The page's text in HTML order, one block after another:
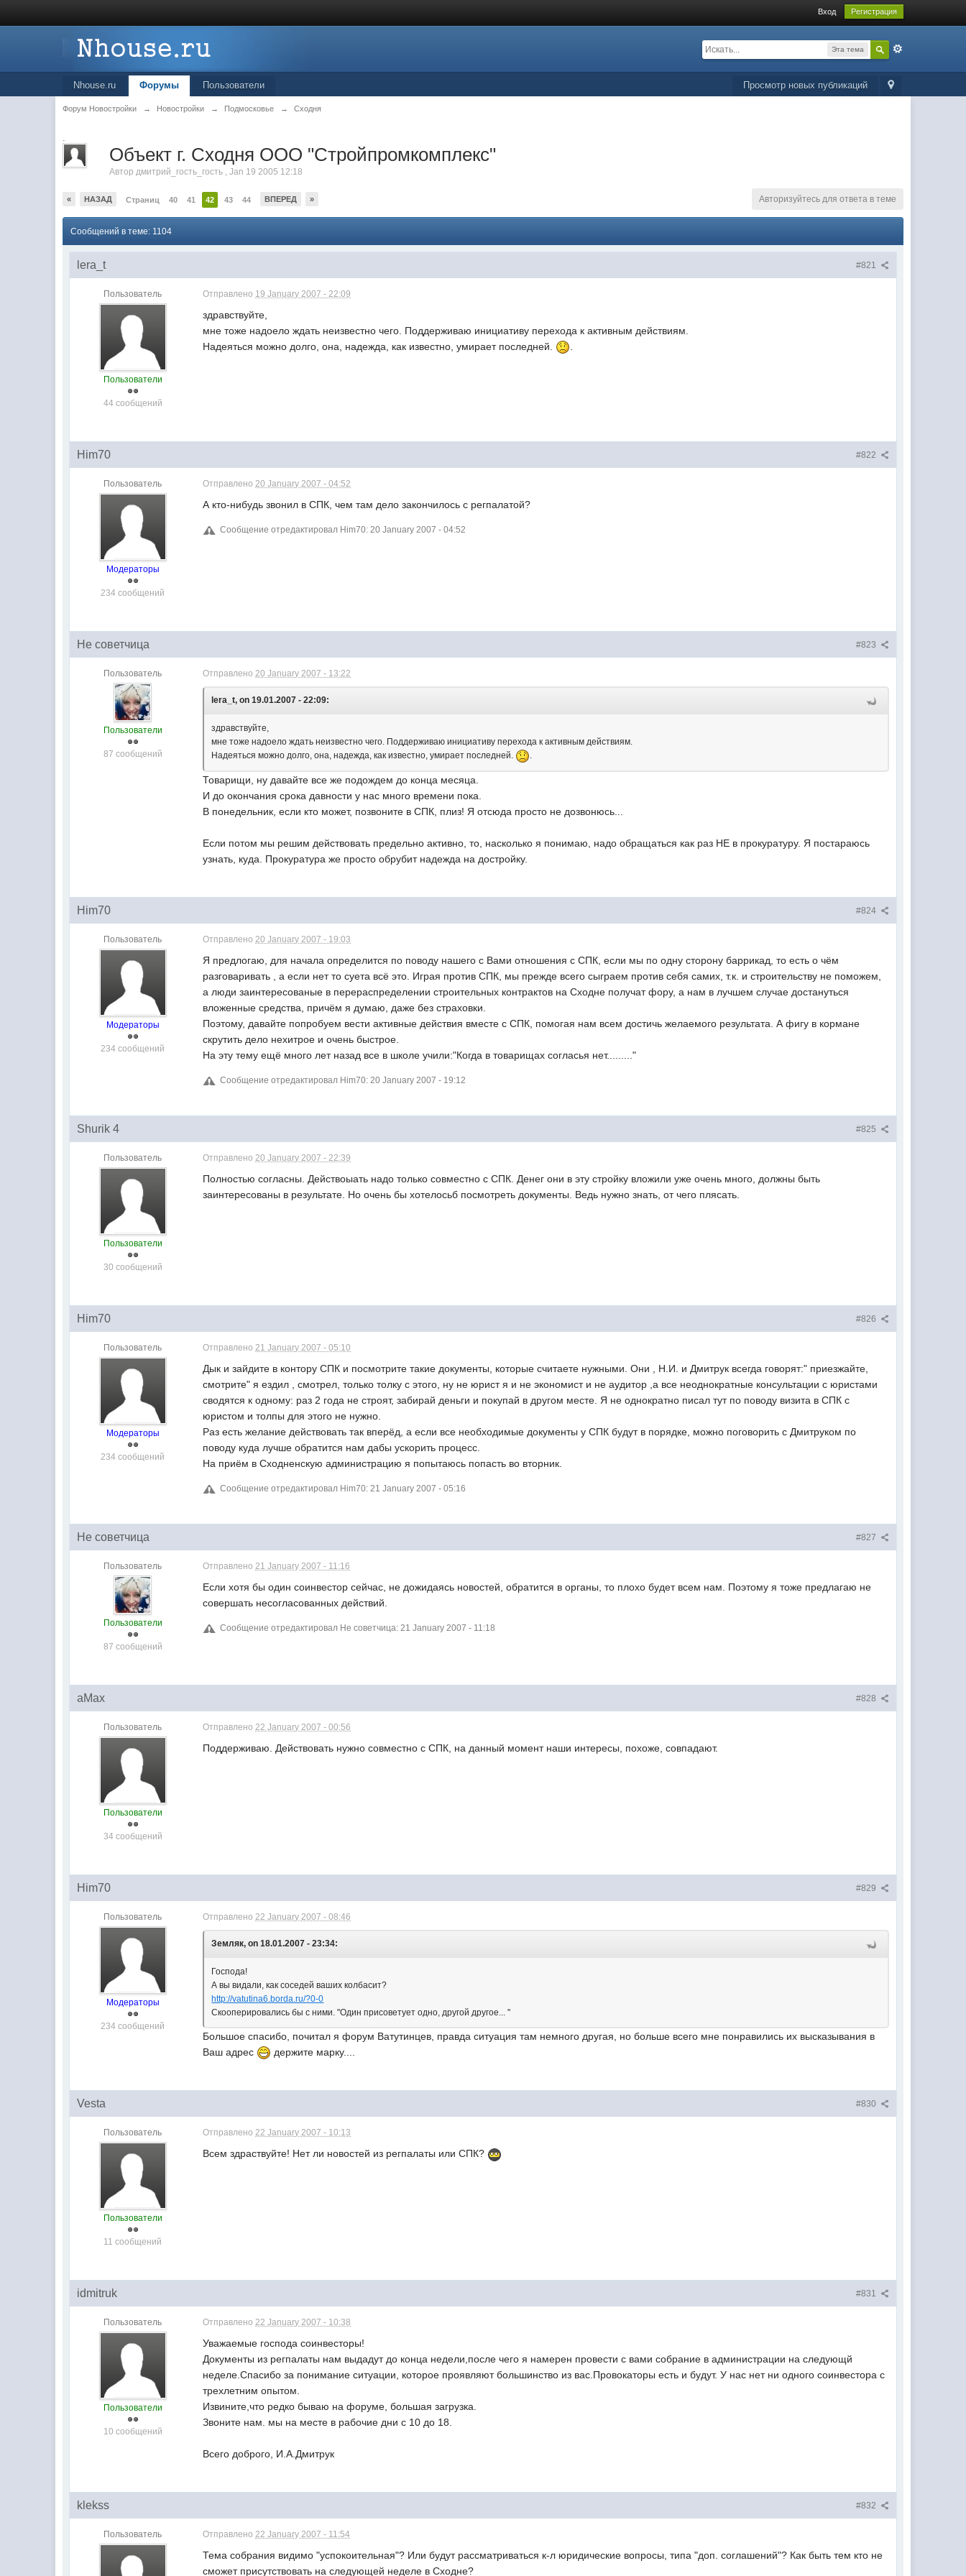
Вход Регистрация
Эта тема
Просмотр новых публикаций
Nhouse.ru Форумы Пользователи
Форум Новостройки → Новостройки → Подмосковье → Сходня
.
Объект г. Сходня ООО "Стройпромкомплекс"
Автордмитрий_гость_гость ,Jan 19 2005 12:18
« НАЗАД Страниц 40 41 42 43 44 ВПЕРЕД » Авторизуйтесь для ответа в теме
Сообщений в теме: 1104
#821
lera_t
Пользователь
Пользователи
44 сообщений
Отправлено 19 January 2007 - 22:09
здравствуйте,
мне тоже надоело ждать неизвестно чего. Поддерживаю инициативу перехода к активным действиям.
Надеяться можно долго, она, надежда, как известно, умирает последней.
#822
Him70
Пользователь
Модераторы
234 сообщений
Отправлено20 January 2007 - 04:52
А кто-нибудь звонил в СПК, чем там дело закончилось с регпалатой?
Сообщение отредактировал Him70: 20 January 2007 - 04:52
#823
Не советчица
Пользователь
Пользователи
87 сообщений
Отправлено20 January 2007 - 13:22
lera_t, on 19.01.2007 - 22:09:
здравствуйте,
мне тоже надоело ждать неизвестно чего. Поддерживаю инициативу перехода к активным действиям.
Надеяться можно долго, она, надежда, как известно, умирает последней.
.
Товарищи, ну давайте все же подождем до конца месяца.
И до окончания срока давности у нас много времени пока.
В понедельник, если кто может, позвоните в СПК, плиз! Я отсюда просто не дозвонюсь...
Если потом мы решим действовать предельно активно, то, насколько я понимаю, надо обращаться как раз НЕ в прокуратуру. Я постараюсь
узнать, куда. Прокуратура же просто обрубит надежда на достройку.
#824
Him70
Пользователь
Модераторы
234 сообщений
Отправлено20 January 2007 - 19:03
Я предлогаю, для начала определится по поводу нашего с Вами отношения с СПК, если мы по одну сторону баррикад, то есть о чём
разговаривать , а если нет то суета всё это. Играя против СПК, мы прежде всего сыграем против себя самих, т.к. и строительству не поможем,
а люди заинтересованые в перераспределении строительных контрактов на Сходне получат фору, а нам в лучшем случае достануться
вложенные средства, причём я думаю, даже без страховки.
Поэтому, давайте попробуем вести активные действия вместе с СПК, помогая нам всем достичь желаемого результата. А фигу в кормане
скрутить дело нехитрое и очень быстрое.
На эту тему ещё много лет назад все в школе учили:"Когда в товарищах согласья нет........."
Сообщение отредактировал Him70: 20 January 2007 - 19:12
#825
Shurik 4
Пользователь
Пользователи
30 сообщений
Отправлено20 January 2007 - 22:39
Полностью согласны. Действоыать надо только совместно с СПК. Денег они в эту стройку вложили уже очень много, должны быть
заинтересованы в результате. Но очень бы хотелосьб посмотреть документы. Ведь нужно знать, от чего плясать.
#826
Him70
Пользователь
Модераторы
234 сообщений
Отправлено21 January 2007 - 05:10
Дык и зайдите в контору СПК и посмотрите такие документы, которые считаете нужными. Они , Н.И. и Дмитрук всегда говорят:" приезжайте,
смотрите" я ездил , смотрел, только толку с этого, ну не юрист я и не экономист и не аудитор ,а все неоднократные консультации с юристами
сводятся к одному: раз 2 года не строят, забирай деньги и покупай в другом месте. Я не однократно писал тут по поводу визита в СПК с
юристом и толпы для этого не нужно.
Раз есть желание действовать так вперёд, а если все необходимые документы у СПК будут в порядке, можно поговорить с Дмитруком по
поводу куда лучше обратится нам дабы ускорить процесс.
На приём в Сходненскую администрацию я попытаюсь попасть во вторник.
Сообщение отредактировал Him70: 21 January 2007 - 05:16
#827
Не советчица
Пользователь
Пользователи
87 сообщений
Отправлено21 January 2007 - 11:16
Если хотя бы один соинвестор сейчас, не дожидаясь новостей, обратится в органы, то плохо будет всем нам. Поэтому я тоже предлагаю не
совершать несогласованных действий.
Сообщение отредактировал Не советчица: 21 January 2007 - 11:18
#828
aMax
Пользователь
Пользователи
34 сообщений
Отправлено22 January 2007 - 00:56
Поддерживаю. Действовать нужно совместно с СПК, на данный момент наши интересы, похоже, совпадают.
#829
Him70
Пользователь
Модераторы
234 сообщений
Отправлено22 January 2007 - 08:46
Земляк, on 18.01.2007 - 23:34:
Господа!
А вы видали, как соседей ваших колбасит?
http://vatutina6.borda.ru/?0-0
Скооперировались бы с ними. "Один присоветует одно, другой другое... "
Большое спасибо, почитал я форум Ватутинцев, правда ситуация там немного другая, но больше всего мне понравились их высказывания в
Ваш адрес
держите марку....
#830
Vesta
Пользователь
Пользователи
11 сообщений
Отправлено22 January 2007 - 10:13
Всем здраствуйте! Нет ли новостей из регпалаты или СПК?
#831
idmitruk
Пользователь
Пользователи
10 сообщений
Отправлено22 January 2007 - 10:38
Уважаемые господа соинвесторы!
Документы из регпалаты нам выдадут до конца недели,после чего я намерен провести с вами собрание в администрации на следующй
неделе.Спасибо за понимание ситуации, которое проявляют большинство из вас.Провокаторы есть и будут. У нас нет ни одного соинвестора с
трехлетним опытом.
Извините,что редко бываю на форуме, большая загрузка.
Звоните нам. мы на месте в рабочие дни с 10 до 18.
Всего доброго, И.А.Дмитрук
#832
klekss
Пользователь Отправлено22 January 2007 - 11:54
Тема собрания видимо "успокоительная"? Или будут рассматриваться к-л юридические вопросы, типа "доп. соглашений"? Как быть тем кто не
сможет присутствовать на следующей неделе в Сходне?